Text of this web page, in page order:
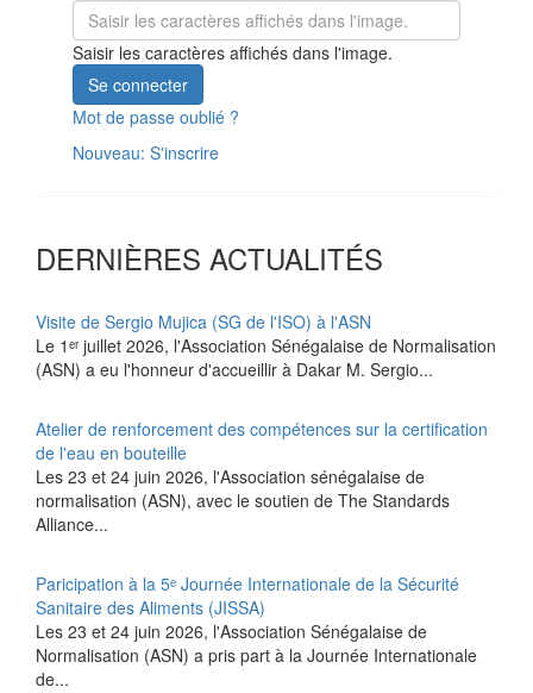
Saisir les caractères affichés dans l'image.
Se connecter
Mot de passe oublié ?
Nouveau: S'inscrire
DERNIÈRES ACTUALITÉS
Visite de Sergio Mujica (SG de l'ISO) à l'ASN
Le 1ᵉʳ juillet 2026, l'Association Sénégalaise de Normalisation
(ASN) a eu l'honneur d'accueillir à Dakar M. Sergio...
Atelier de renforcement des compétences sur la certification
de l'eau en bouteille
Les 23 et 24 juin 2026, l'Association sénégalaise de
normalisation (ASN), avec le soutien de The Standards
Alliance...
Paricipation à la 5ᵉ Journée Internationale de la Sécurité
Sanitaire des Aliments (JISSA)
‎Les 23 et 24 juin 2026, l'Association Sénégalaise de
Normalisation (ASN) a pris part à la Journée Internationale
de...